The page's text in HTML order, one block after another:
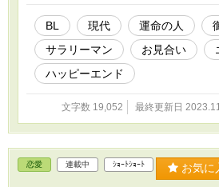
そこで、二人は運命的
ケの左京は、お見合い
を立てるが、蘭が好み
ことに内心うろたえる
という武器を持ちなが
能力が高くない。 しか
るい性格なため、一緒
ごすことができた。 蘭
ような左京に、ずっと
そうして、初めて出会
かれ合っていく。 だが
京はとんでもない失言
まう。 お見合いを終え
BL 現代 運命の人
サラリーマン
お見合い
ハッピーエンド
文字数 19,052 最終更新日
恋愛 連載中 ｼｮｰﾄｼｮｰﾄ お気に